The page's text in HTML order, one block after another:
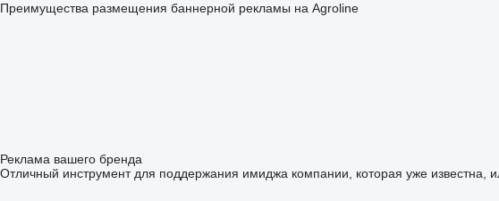
Преимущества размещения баннерной рекламы на Agroline
Реклама вашего бренда
Отличный инструмент для поддержания имиджа компании, которая уже известна,